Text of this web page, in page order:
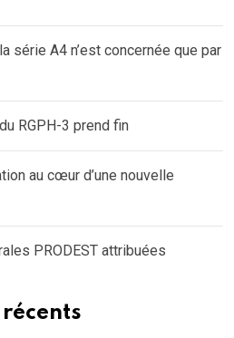
série A4 n’est concernée que par
RGPH-3 prend fin
au cœur d’une nouvelle
PRODEST attribuées